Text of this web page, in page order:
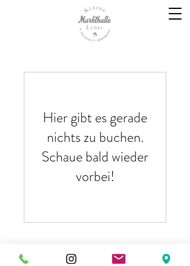
Hier gibt es gerade
nichts zu buchen.
Schaue bald wieder
vorbei!